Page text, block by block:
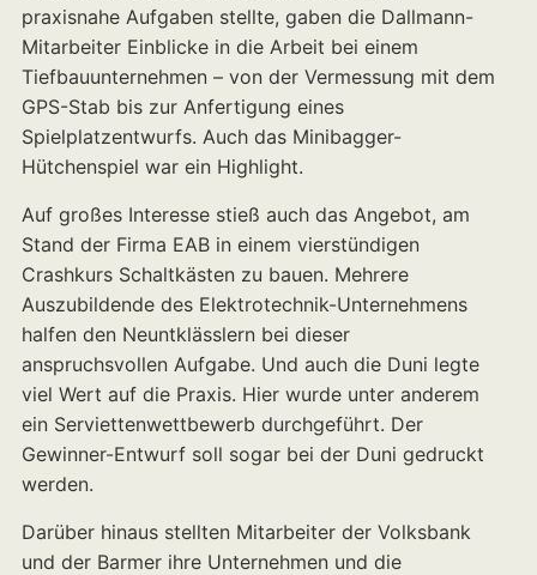
praxisnahe Aufgaben stellte, gaben die Dallmann-
Mitarbeiter Einblicke in die Arbeit bei einem
Tiefbauunternehmen – von der Vermessung mit dem
GPS-Stab bis zur Anfertigung eines
Spielplatzentwurfs. Auch das Minibagger-
Hütchenspiel war ein Highlight.
Auf großes Interesse stieß auch das Angebot, am
Stand der Firma EAB in einem vierstündigen
Crashkurs Schaltkästen zu bauen. Mehrere
Auszubildende des Elektrotechnik-Unternehmens
halfen den Neuntklässlern bei dieser
anspruchsvollen Aufgabe. Und auch die Duni legte
viel Wert auf die Praxis. Hier wurde unter anderem
ein Serviettenwettbewerb durchgeführt. Der
Gewinner-Entwurf soll sogar bei der Duni gedruckt
werden.
Darüber hinaus stellten Mitarbeiter der Volksbank
und der Barmer ihre Unternehmen und die